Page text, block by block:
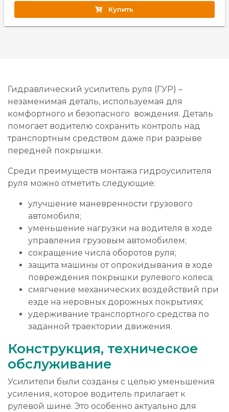
Купить
Гидравлический усилитель руля (ГУР) –
незаменимая деталь, используемая для
комфортного и безопасного вождения. Деталь
помогает водителю сохранить контроль над
транспортным средством даже при разрыве
передней покрышки.
Среди преимуществ монтажа гидроусилителя
руля можно отметить следующие:
улучшение маневренности грузового
автомобиля;
уменьшение нагрузки на водителя в ходе
управления грузовым автомобилем;
сокращение числа оборотов руля;
защита машины от опрокидывания в ходе
повреждения покрышки рулевого колеса;
смягчение механических воздействий при
езде на неровных дорожных покрытиях;
удерживание транспортного средства по
заданной траектории движения.
Конструкция, техническое
обслуживание
Усилители были созданы с целью уменьшения
усиления, которое водитель прилагает к
рулевой шине. Это особенно актуально для